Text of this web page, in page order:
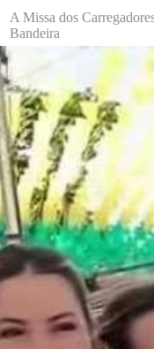
A Missa dos
Bandeira